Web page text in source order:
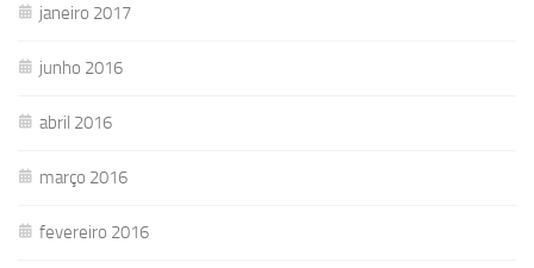
janeiro 2017
junho 2016
abril 2016
março 2016
fevereiro 2016